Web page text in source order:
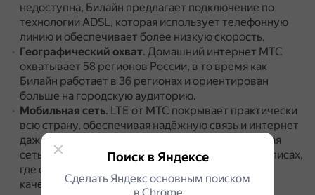
недоступна, Билайн предлагает подключение по
технологии ADSL, которая использует телефонную
линию и обеспечивает более низкую скорость.
Географический охват. Домашний интернет МТС
охватывает 58 регионов России, в то время как
Билайн работает в 36 регионах и ориентирован
больше на городскую аудиторию.
Мобильная сеть. LTE от МТС покрывает практически
всю страну, обеспечивая надёжную связь и интернет
даже в отдалённых районах.
У Билайна мобильная
сеть также неплохо развита, особенно в мегаполисах,
где связь стабильна, но в удалённых регионах
качество покрытия может быть ниже.
Поиск в Яндексе
Сделать Яндекс основным поиском
в Сhrome